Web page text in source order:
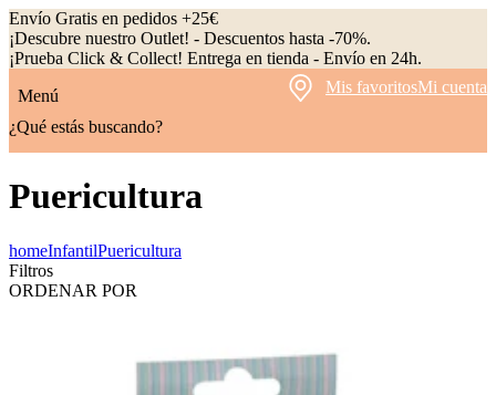
Envío Gratis en pedidos +25€
¡Descubre nuestro Outlet! - Descuentos hasta -70%.
¡Prueba Click & Collect! Entrega en tienda - Envío en 24h.
Menú
Mis favoritosMi cuenta
¿Qué estás buscando?
Puericultura
homeInfantilPuericultura
Filtros
ORDENAR POR